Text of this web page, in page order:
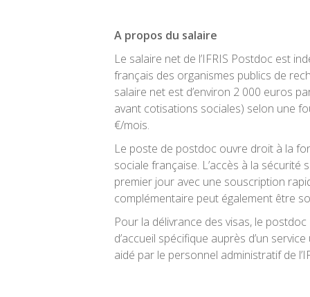
A propos du salaire
Le salaire net de l’IFRIS Postdoc est
français des organismes publics de
salaire net est d’environ 2 000 euros
avant cotisations sociales) selon une
€/mois.
Le poste de postdoc ouvre droit à la
sociale française. L’accès à la sécurité
premier jour avec une souscription
complémentaire peut également être
Pour la délivrance des visas, le
d’accueil spécifique auprès d’un
aidé par le personnel administratif de